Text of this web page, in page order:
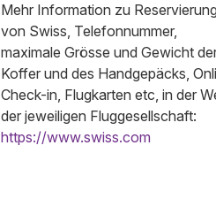
Mehr Information zu
von Swiss, Telefonnummer,
maximale Grösse und Gewicht
Koffer und des Handgepäcks,
Check-in, Flugkarten etc, in der
der jeweiligen Fluggesellschaft:
https://www.swiss.com